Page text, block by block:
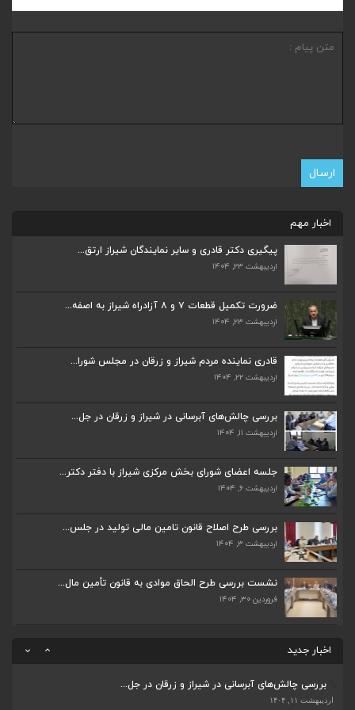
اخبار مهم
پیگیری دکتر قادری و سایر نمایندگان شیراز ارتق...
اردیبهشت ۲۳, ۱۴۰۴
ضرورت تکمیل قطعات ۷ و ۸ آزادراه شیراز به اصفه...
اردیبهشت ۲۳, ۱۴۰۴
قادری نماینده مردم شیراز و زرقان در مجلس شورا...
اردیبهشت ۲۲, ۱۴۰۴
بررسی چالش‌های آبرسانی در شیراز و زرقان در جل...
اردیبهشت ۱۱, ۱۴۰۴
جلسه اعضای شورای بخش مرکزی شیراز با دفتر دکتر...
اردیبهشت ۶, ۱۴۰۴
بررسی طرح اصلاح قانون تامین مالی تولید در جلس...
اردیبهشت ۳, ۱۴۰۴
نشست بررسی طرح الحاق موادی به قانون تأمین مال...
فروردین ۳۰, ۱۴۰۴
اخبار جدید
ضرورت تکمیل قطعات ۷ و ۸ آزادراه شیراز به اصفه...
اردیبهشت ۲۳, ۱۴۰۴
قادری نماینده مردم شیراز و زرقان در مجلس شورا...
بررسی چالش‌های آبرسانی در شیراز و زرقان در جل...
جلسه اعضای شورای بخش مرکزی شیراز با دفتر دکتر...
پیگیری دکتر قادری و سایر نمایندگان شیراز ارتق...
اردیبهشت ۲۳, ۱۴۰۴
ضرورت تکمیل قطعات ۷ و ۸ آزادراه شیراز به اصفه...
اردیبهشت ۲۳, ۱۴۰۴
بررسی چالش‌های آبرسانی در شیراز و زرقان در جل...
اردیبهشت ۱۱, ۱۴۰۴
ضرورت تکمیل قطعات ۷ و ۸ آزادراه شیراز به اصفه...